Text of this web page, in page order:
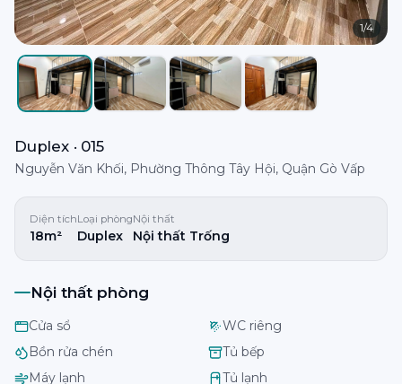
1/4
Duplex · 015
Nguyễn Văn Khối, Phường Thông Tây Hội, Quận Gò Vấp
Diện tích
18m²
Loại phòng
Duplex
Nội thất
Nội thất Trống
Nội thất phòng
Cửa sổ
WC riêng
Bồn rửa chén
Tủ bếp
Máy lạnh
Tủ lạnh